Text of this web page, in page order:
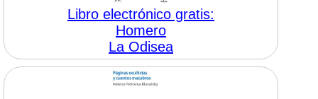
Libro electrónico gratis:
Homero
La Odisea